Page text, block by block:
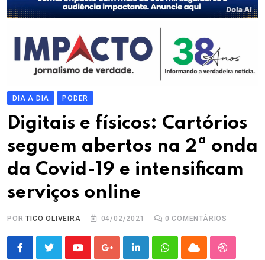
DIA A DIA PODER
Digitais e físicos: Cartórios
seguem abertos na 2ª onda
da Covid-19 e intensificam
serviços online
PORTICO OLIVEIRA 04/02/2021 0 COMENTÁRIOS
YoutubeGoogle+LinkedInWhatsappCloud